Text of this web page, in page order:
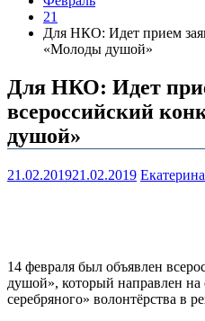
21
Для НКО: Идет прием
«Молоды душой»
Для НКО: Идет
всероссийский
душой»
21.02.201921.02.2019
14 февраля был объявлен
душой», который направлен на
серебряного» волонтёрства в